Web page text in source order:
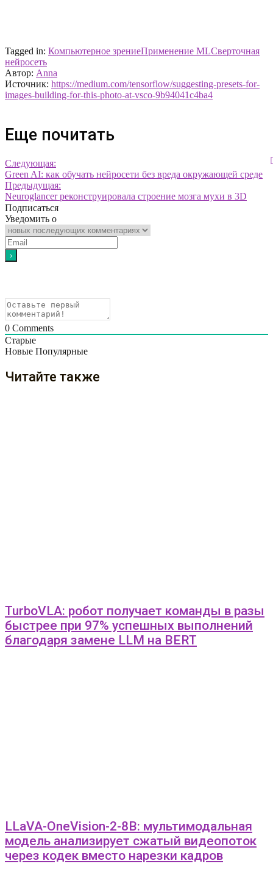
Tagged in: Компьютерное зрениеПрименение MLСверточная
нейросеть
Автор: Anna
Источник: https://medium.com/tensorflow/suggesting-presets-for-
images-building-for-this-photo-at-vsco-9b94041c4ba4
Еще почитать
Следующая:
Green AI: как обучать нейросети без вреда окружающей среде
Предыдущая:
Neuroglancer реконструировала строение мозга мухи в 3D
Подписаться
Уведомить о
0 Comments
Старые
Новые Популярные
Читайте также
TurboVLA: робот получает команды в разы
быстрее при 97% успешных выполнений
благодаря замене LLM на BERT
LLaVA-OneVision-2-8B: мультимодальная
модель анализирует сжатый видеопоток
через кодек вместо нарезки кадров